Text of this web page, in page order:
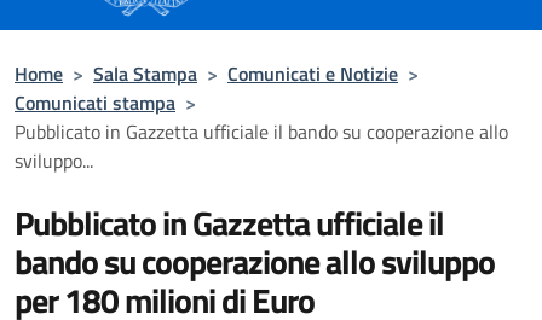
Home > Sala Stampa > Comunicati e Notizie >
Comunicati stampa >
Pubblicato in Gazzetta ufficiale il bando su cooperazione allo
sviluppo...
Pubblicato in Gazzetta ufficiale il
bando su cooperazione allo sviluppo
per 180 milioni di Euro